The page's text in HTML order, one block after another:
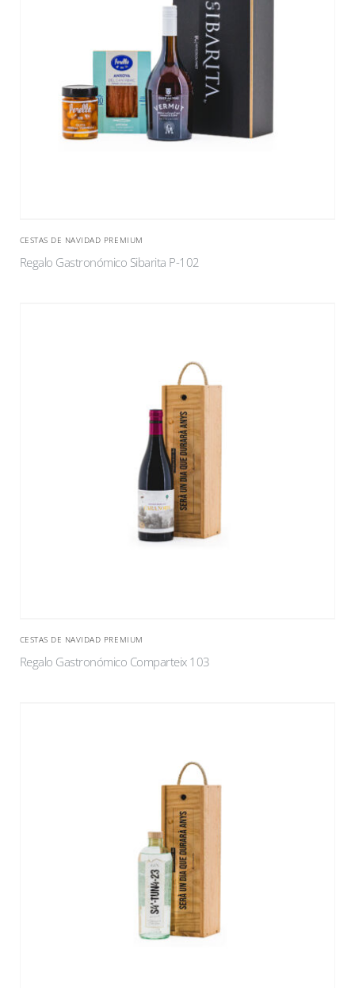
CESTAS DE NAVIDAD PREMIUM
Regalo Gastronómico Sibarita P-102
CESTAS DE NAVIDAD PREMIUM
Regalo Gastronómico Comparteix 103